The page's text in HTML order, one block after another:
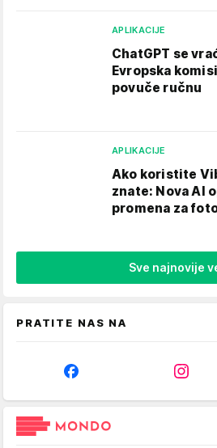
APLIKACIJE
ChatGPT se
Evropska
povuče ručnu
APLIKACIJE
Ako koristite
znate: Nova AI
promena za
Sve najnovije
PRATITE NAS NA